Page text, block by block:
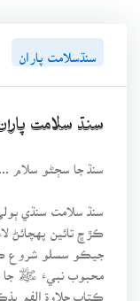
سنڌسلامت پاران
سنڌ سلامت
سنڌ جا سڄڻو سلام
سنڌ سلامت سنڌي
ڪڙڇ تائين پهچائڻ
جيڪو سسلو شروع
محبوب نبيءَ ﷺ جا
ڪتاب حلاوة الفم